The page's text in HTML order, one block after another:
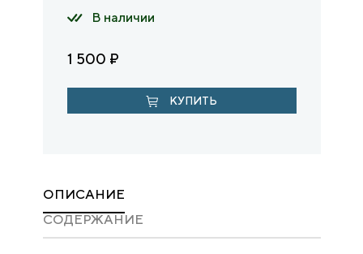
В наличии
1 500 ₽
КУПИТЬ
ОПИСАНИЕ
CОДЕРЖАНИЕ